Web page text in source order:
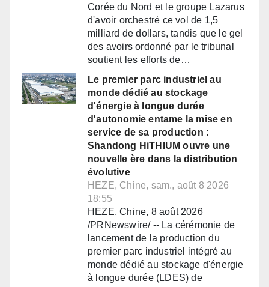
Corée du Nord et le groupe Lazarus
d'avoir orchestré ce vol de 1,5
milliard de dollars, tandis que le gel
des avoirs ordonné par le tribunal
soutient les efforts de…
Le premier parc industriel au
monde dédié au stockage
d'énergie à longue durée
d'autonomie entame la mise en
service de sa production :
Shandong HiTHIUM ouvre une
nouvelle ère dans la distribution
évolutive
HEZE, Chine, sam., août 8 2026
18:55
HEZE, Chine, 8 août 2026
/PRNewswire/ -- La cérémonie de
lancement de la production du
premier parc industriel intégré au
monde dédié au stockage d'énergie
à longue durée (LDES) de